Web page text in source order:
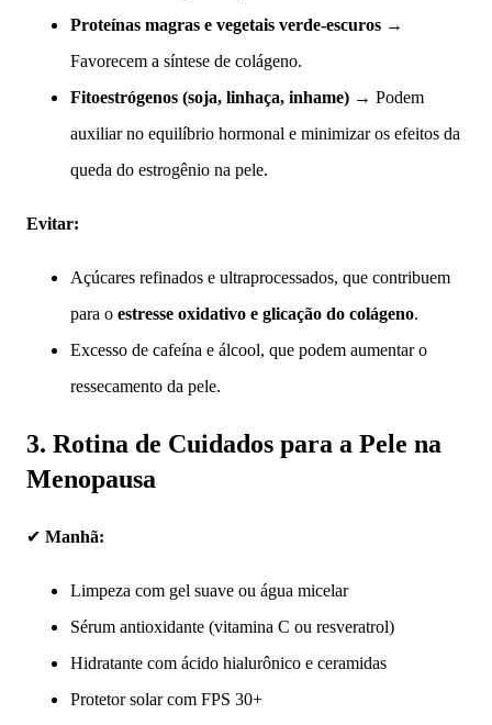
Proteínas magras e vegetais verde-escuros →
Favorecem a síntese de colágeno.
Fitoestrógenos (soja, linhaça, inhame) → Podem
auxiliar no equilíbrio hormonal e minimizar os efeitos da
queda do estrogênio na pele.
Evitar:
Açúcares refinados e ultraprocessados, que contribuem
para o estresse oxidativo e glicação do colágeno.
Excesso de cafeína e álcool, que podem aumentar o
ressecamento da pele.
3. Rotina de Cuidados para a Pele na
Menopausa
✔ Manhã:
Limpeza com gel suave ou água micelar
Sérum antioxidante (vitamina C ou resveratrol)
Hidratante com ácido hialurônico e ceramidas
Protetor solar com FPS 30+